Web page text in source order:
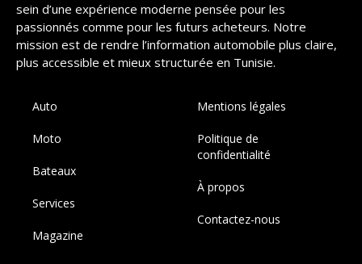
sein d’une expérience moderne pensée pour les
passionnés comme pour les futurs acheteurs. Notre
mission est de rendre l’information automobile plus claire,
plus accessible et mieux structurée en Tunisie.
Auto
Moto
Bateaux
Services
Magazine
Mentions légales
Politique de
confidentialité
À propos
Contactez-nous